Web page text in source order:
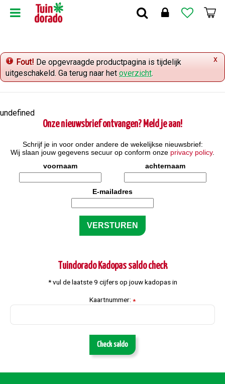
r
o
n
e
x
Fout! De opgevraagde productpagina is tijdelijk
uitgeschakeld. Ga terug naar hetoverzicht.
undefined
Onze nieuwsbrief ontvangen? Meld je aan!
Schrijf je in voor onder andere de wekelijkse nieuwsbrief:
Wij slaan jouw gegevens secuur op conform onze privacy policy.
voornaam
achternaam
E-mailadres
Tuindorado Kadopas saldo check
* vul de laatste 9 cijfers op jouw kadopas in
Kaartnummer: *
Check saldo